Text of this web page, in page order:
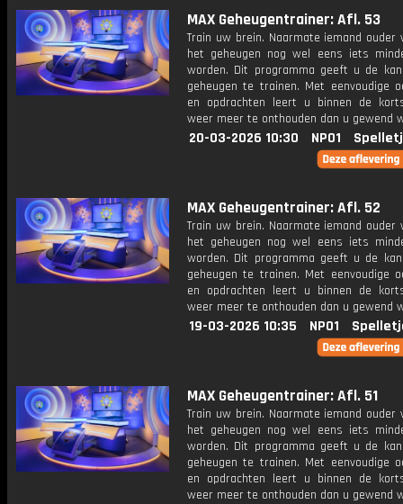
MAX Geheugentrainer: Afl. 53
Train uw brein. Naarmate iemand ouder
het geheugen nog wel eens iets
worden. Dit programma geeft u de
geheugen te trainen. Met eenvoudige
en opdrachten leert u binnen de
weer meer te onthouden dan u gewend
20-03-2026 10:30 NPO1
MAX Geheugentrainer: Afl. 52
Train uw brein. Naarmate iemand ouder
het geheugen nog wel eens iets
worden. Dit programma geeft u de
geheugen te trainen. Met eenvoudige
en opdrachten leert u binnen de
weer meer te onthouden dan u gewend
19-03-2026 10:35 NPO1
MAX Geheugentrainer: Afl. 51
Train uw brein. Naarmate iemand ouder
het geheugen nog wel eens iets
worden. Dit programma geeft u de
geheugen te trainen. Met eenvoudige
en opdrachten leert u binnen de
weer meer te onthouden dan u gewend